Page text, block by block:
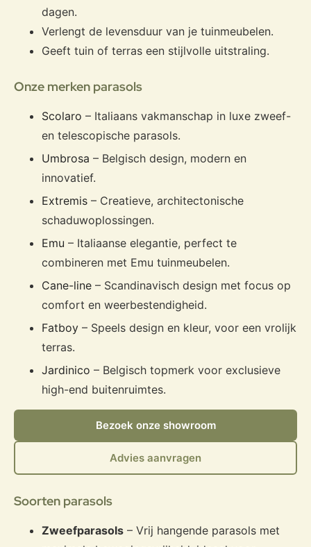
dagen.
Verlengt de levensduur van je tuinmeubelen.
Geeft tuin of terras een stijlvolle uitstraling.
Onze merken parasols
Scolaro – Italiaans vakmanschap in luxe zweef-
en telescopische parasols.
Umbrosa – Belgisch design, modern en
innovatief.
Extremis – Creatieve, architectonische
schaduwoplossingen.
Emu – Italiaanse elegantie, perfect te
combineren met Emu tuinmeubelen.
Cane-line – Scandinavisch design met focus op
comfort en weerbestendigheid.
Fatboy – Speels design en kleur, voor een vrolijk
terras.
Jardinico – Belgisch topmerk voor exclusieve
high-end buitenruimtes.
Bezoek onze showroom
Advies aanvragen
Soorten parasols
Zweefparasols – Vrij hangende parasols met